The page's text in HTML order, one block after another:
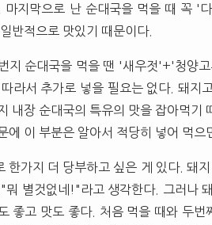
마지막으로 난 순대국을 먹을 때 꼭
반적으로 맛있기 때문이다.
지 순대국을 먹을 땐 '새우젓'+'청양
라서 추가로 넣을 필요는 없다. 돼지
내장 순대국의 특유의 맛을 잡아먹기
에 이 부분은 알아서 적당히 넣어 먹으
한가지 더 당부하고 싶은 게 있다. 돼
뭐 별것없네!"라고 생각한다. 그러나
좋고 맛도 좋다. 처음 먹을 때와 두